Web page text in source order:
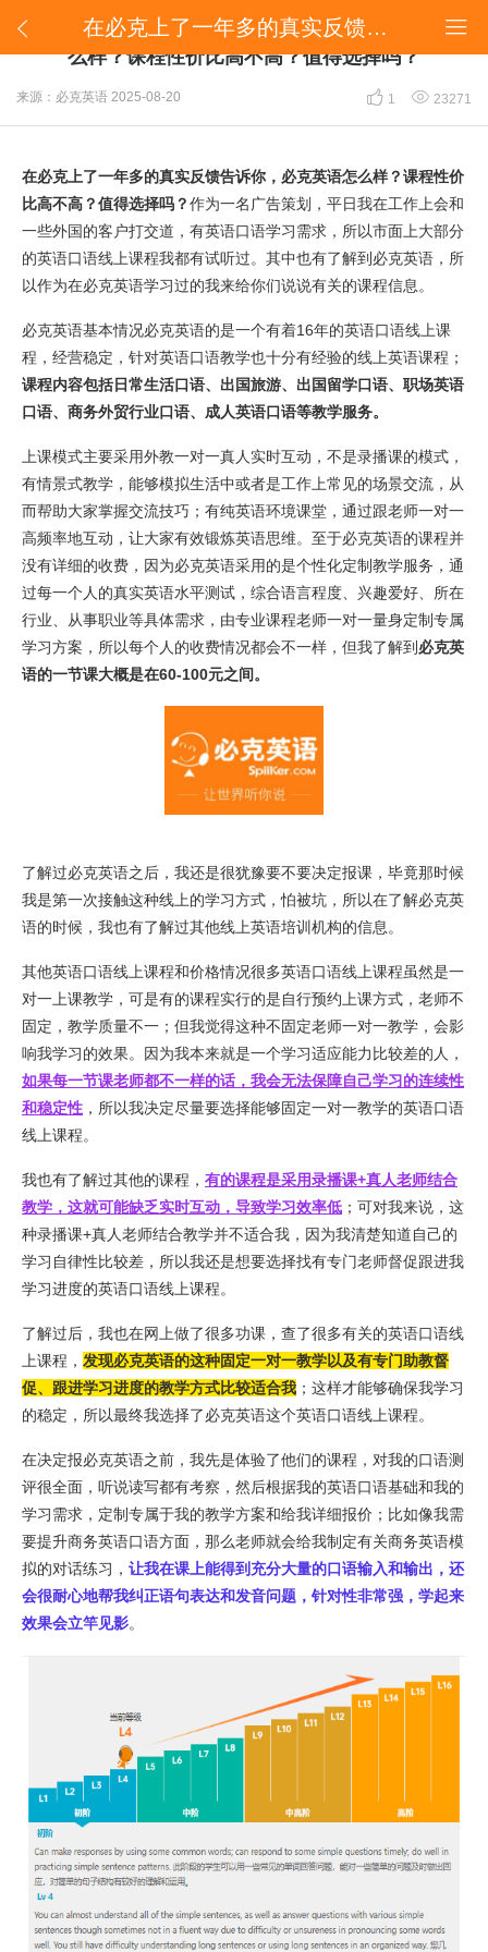
 
在必克上了一年多的真实反馈告诉你，必克英语怎么样？课程性价比高不高？值得选择吗？
在必克上了一年多的真实反馈告诉你，必克英语怎
么样？课程性价比高不高？值得选择吗？
来源：必克英语 2025-08-20  1  23271
在必克上了一年多的真实反馈告诉你，必克英语怎么样？课程性价
比高不高？值得选择吗？作为一名广告策划，平日我在工作上会和
一些外国的客户打交道，有英语口语学习需求，所以市面上大部分
的英语口语线上课程我都有试听过。其中也有了解到必克英语，所
以作为在必克英语学习过的我来给你们说说有关的课程信息。
必克英语基本情况必克英语的是一个有着16年的英语口语线上课
程，经营稳定，针对英语口语教学也十分有经验的线上英语课程；
课程内容包括日常生活口语、出国旅游、出国留学口语、职场英语
口语、商务外贸行业口语、成人英语口语等教学服务。
上课模式主要采用外教一对一真人实时互动，不是录播课的模式，
有情景式教学，能够模拟生活中或者是工作上常见的场景交流，从
而帮助大家掌握交流技巧；有纯英语环境课堂，通过跟老师一对一
高频率地互动，让大家有效锻炼英语思维。至于必克英语的课程并
没有详细的收费，因为必克英语采用的是个性化定制教学服务，通
过每一个人的真实英语水平测试，综合语言程度、兴趣爱好、所在
行业、从事职业等具体需求，由专业课程老师一对一量身定制专属
学习方案，所以每个人的收费情况都会不一样，但我了解到 必克英
语的一节课大概是在60-100元之间。
了解过必克英语之后，我还是很犹豫要不要决定报课，毕竟那时候
我是第一次接触这种线上的学习方式，怕被坑，所以在了解必克英
语的时候，我也有了解过其他线上英语培训机构的信息。
其他英语口语线上课程和价格情况很多英语口语线上课程虽然是一
对一上课教学，可是有的课程实行的是自行预约上课方式，老师不
固定，教学质量不一；但我觉得这种不固定老师一对一教学，会影
响我学习的效果。因为我本来就是一个学习适应能力比较差的人，
如果每一节课老师都不一样的话，我会无法保障自己学习的连续性
和稳定性 ，所以我决定尽量要选择能够固定一对一教学的英语口语
线上课程。
我也有了解过其他的课程， 有的课程是采用录播课+真人老师结合
教学，这就可能缺乏实时互动，导致学习效率低 ；可对我来说，这
种录播课+真人老师结合教学并不适合我，因为我清楚知道自己的
学习自律性比较差，所以我还是想要选择找有专门老师督促跟进我
学习进度的英语口语线上课程。
了解过后，我也在网上做了很多功课，查了很多有关的英语口语线
上课程， 发现必克英语的这种固定一对一教学以及有专门助教督
促、跟进学习进度的教学方式比较适合我 ；这样才能够确保我学习
的稳定，所以最终我选择了必克英语这个英语口语线上课程。
在决定报必克英语之前，我先是体验了他们的课程，对我的口语测
评很全面，听说读写都有考察，然后根据我的英语口语基础和我的
学习需求，定制专属于我的教学方案和给我详细报价；比如像我需
要提升商务英语口语方面，那么老师就会给我制定有关商务英语模
拟的对话练习， 让我在课上能得到充分大量的口语输入和输出，还
会很耐心地帮我纠正语句表达和发音问题，针对性非常强，学起来
效果会立竿见影。